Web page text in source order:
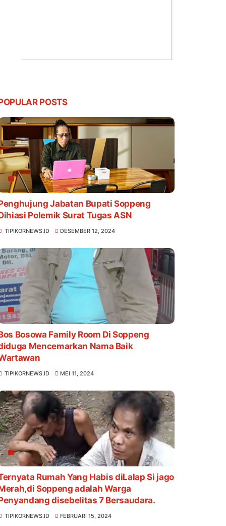
POSTS
Jabatan Bupati Soppeng
Polemik Surat Tugas ASN
TIPIKORNEWS.ID DESEMBER 12, 2024
Bosowa Family Room Di Soppeng
Mencemarkan Nama Baik
TIPIKORNEWS.ID MEI 11, 2024
Rumah Yang Habis diLalap Si jago
Soppeng adalah Warga
disebelitas 7 Bersaudara.
TIPIKORNEWS.ID FEBRUARI 15, 2024